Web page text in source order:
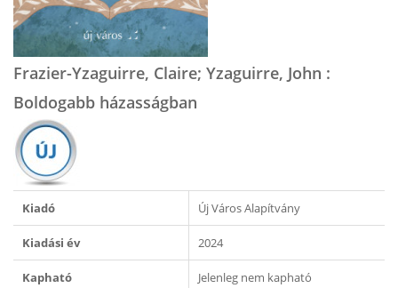
Frazier-Yzaguirre, Claire; Yzaguirre, John :
Boldogabb házasságban
Kiadó Új Város Alapítvány
Kiadási év 2024
Kapható Jelenleg nem kapható